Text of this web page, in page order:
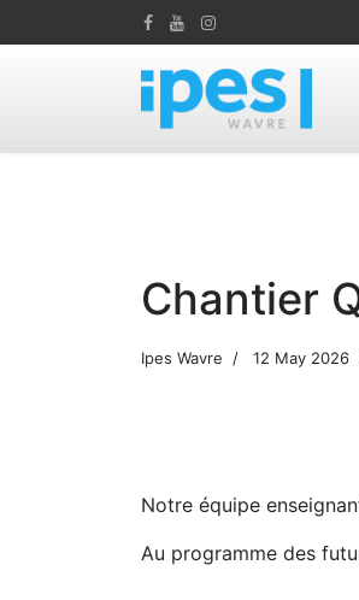
Chantier
Ipes Wavre 12 May 2026
Notre équipe
Au programme des